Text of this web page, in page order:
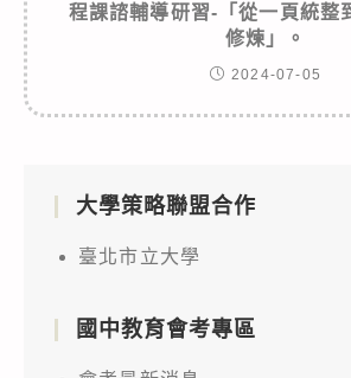
程課諮輔導研習-「從一頁統整
修煉」。
2024-07-05
大學策略聯盟合作
臺北市立大學
國中教育會考專區